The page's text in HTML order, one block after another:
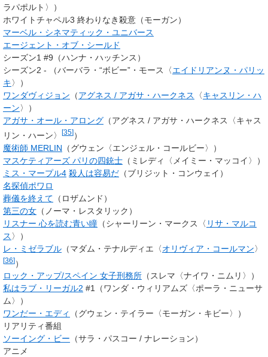
ラパポルト〉）
ホワイトチャペル3 終わりなき殺意（モーガン）
マーベル・シネマティック・ユニバース
エージェント・オブ・シールド
シーズン1 #9（ハンナ・ハッチンス）
シーズン2 - （バーバラ・“ボビー”・モース〈エイドリアンヌ・パリッ
キ〉）
ワンダヴィジョン （アグネス / アガサ・ハークネス 〈キャスリン・ハ
ーン〉）
アガサ・オール・アロング （アグネス / アガサ・ハークネス
〈キャス
リン・ハーン〉
[35]）
魔術師 MERLIN （グウェン〈エンジェル・コールビー〉）
マスケティアーズ パリの四銃士 （ミレディ〈メイミー・マッコイ〉）
ミス・マープル4 殺人は容易だ （ブリジット・コンウェイ）
名探偵ポワロ
葬儀を終えて （ロザムンド）
第三の女 （ノーマ・レスタリック）
リスナー 心を読む青い瞳 （シャーリーン・マークス〈 リサ・マルコ
ス 〉）
レ・ミゼラブル （マダム・テナルディエ〈オリヴィア・コールマン〉
[36]）
ロック・アップ/スペイン 女子刑務所 （スレマ〈ナイワ・ニムリ〉）
私はラブ・リーガル2 #1（ワンダ・ウィリアムズ〈ポーラ・ニューサ
ム〉）
ワンだー・エディ
（グウェン・テイラー〈モーガン・キビー〉）
リアリティ番組
ソーイング・ビー （サラ・パスコー / ナレーション）
アニメ